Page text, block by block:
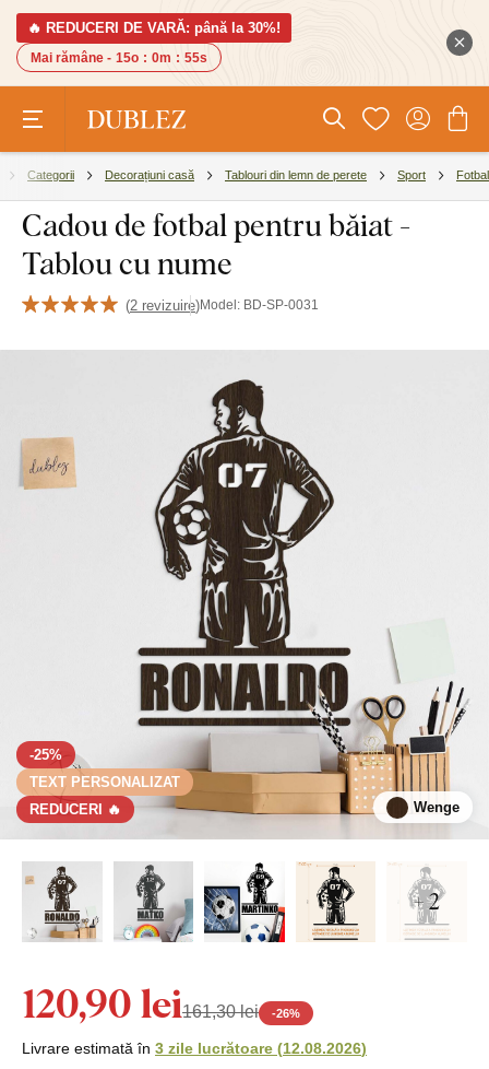
🔥 REDUCERI DE VARĂ: până la 30%!
Mai rămâne - 15o : 0m : 54s
Categorii Decorațiuni casă Tablouri din lemn de perete Sport Fotbal
Cadou de fotbal pentru băiat -
Tablou cu nume
(2 revizuire)Model: BD-SP-0031
-25%
TEXT PERSONALIZAT
REDUCERI 🔥
Wenge
+ 2
120,90 lei161,30 lei -26%
Livrare estimată în 3 zile lucrătoare (12.08.2026)